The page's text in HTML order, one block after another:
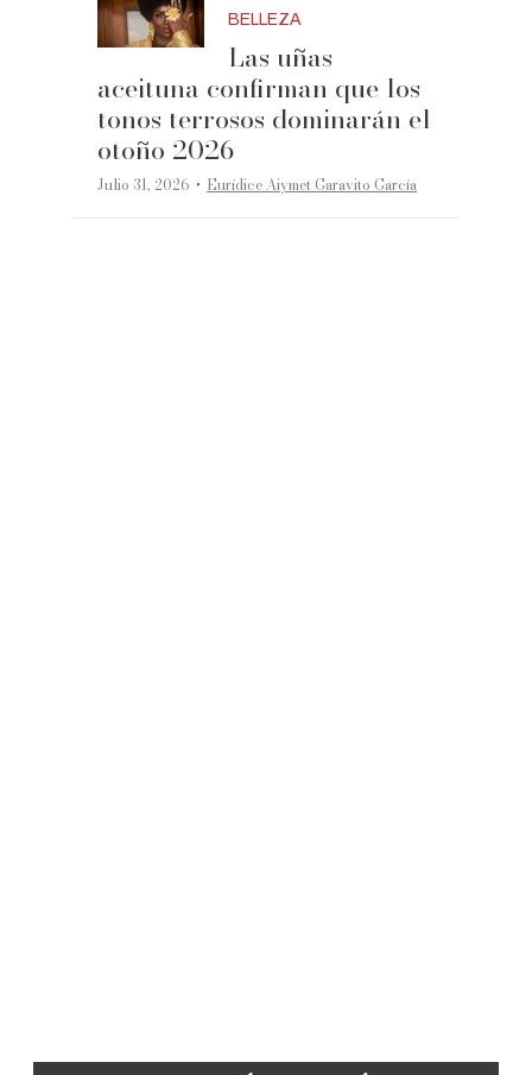
BELLEZA
Las uñas
aceituna confirman que los
tonos terrosos dominarán el
otoño 2026
Julio 31, 2026 ·Eurídice Aiymet Garavito García